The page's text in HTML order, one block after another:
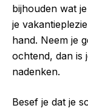
bijhouden wat
je
hand. Neem je
ochtend, dan is
nadenken.
Besef je dat je